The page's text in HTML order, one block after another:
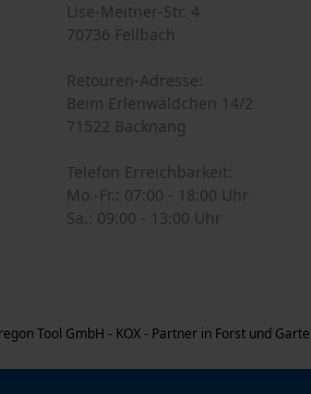
Lise-Meitner-Str. 4
70736 Fellbach
Retouren-Adresse:
Beim Erlenwäldchen 14/2
71522 Backnang
Telefon Erreichbarkeit:
Mo.-Fr.: 07:00 - 18:00 Uhr
Sa.: 09:00 - 13:00 Uhr
Tool GmbH - KOX - Partner in Forst und
Web Analytics Tool
Finder Tracking
Cookies